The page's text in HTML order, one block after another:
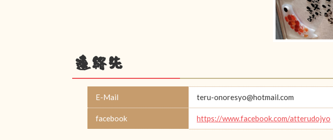
連絡先
E-Mail teru-onoresyo@hotmail.com
facebook https://www.facebook.com/atterudojyo